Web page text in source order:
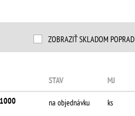
ZOBRAZIŤ SKLADOM POPRAD
STAV MJ
na objednávku ks